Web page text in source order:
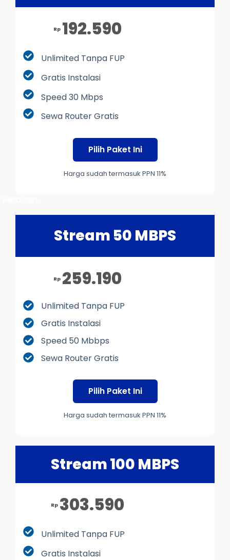
Rp 192.590
Unlimited Tanpa FUP
Gratis Instalasi
Speed 30 Mbps
Sewa Router Gratis
Pilih Paket Ini
Harga sudah termasuk PPN 11%
Stream 50 MBPS
Rp 259.190
Unlimited Tanpa FUP
Gratis Instalasi
Speed 50 Mbbps
Sewa Router Gratis
Pilih Paket Ini
Harga sudah termasuk PPN 11%
Stream 100 MBPS
Rp 303.590
Unlimited Tanpa FUP
Gratis Instalasi